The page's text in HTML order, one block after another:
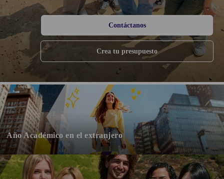
Contáctanos
Crea tu presupuesto
Año Académico en el extranjero